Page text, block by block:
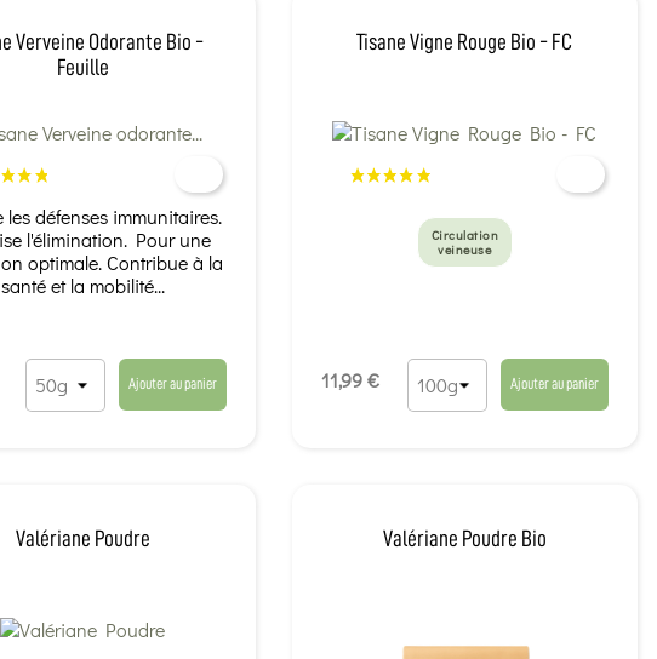
Verveine Odorante Bio -
Feuille
les défenses immunitaires.
l'élimination. Pour une
optimale. Contribue à la
santé et la mobilité...
Ajouter au panier
Tisane Vigne Rouge Bio - FC
Circulation
veineuse
11,99 € Ajouter au panier
Valériane Poudre Valériane Poudre Bio